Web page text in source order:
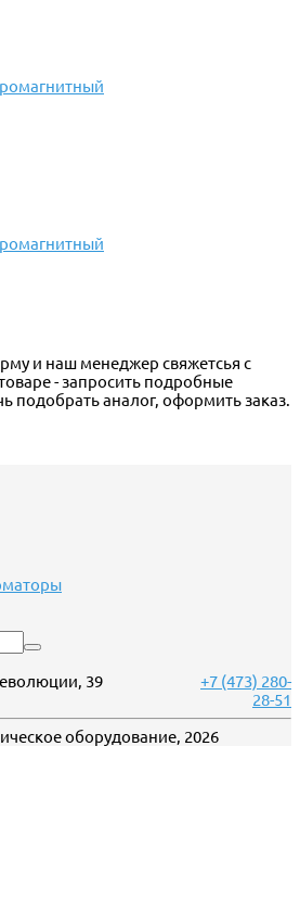
и наш менеджер свяжетсья с
- запросить подробные
подобрать аналог, оформить заказ.
39
+7 (473) 280-
28-51
оборудование, 2026